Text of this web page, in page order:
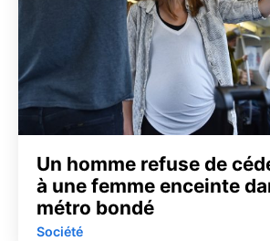
Un homme refuse de
à une femme enceinte
métro bondé
Société